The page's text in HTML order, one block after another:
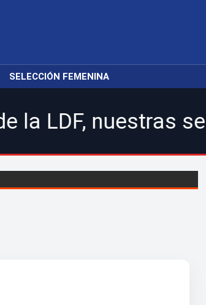
SELECCIÓN FEMENINA
selecciones